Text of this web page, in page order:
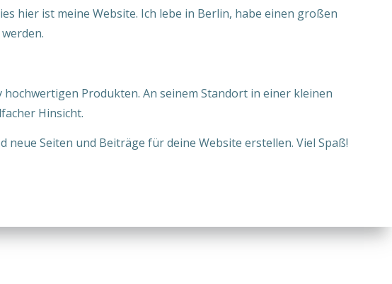
hier ist meine Website. Ich lebe in Berlin, habe einen großen
Produkten. An seinem Standort in einer kleinen
Hinsicht.
neue Seiten und Beiträge für deine Website erstellen. Viel Spaß!